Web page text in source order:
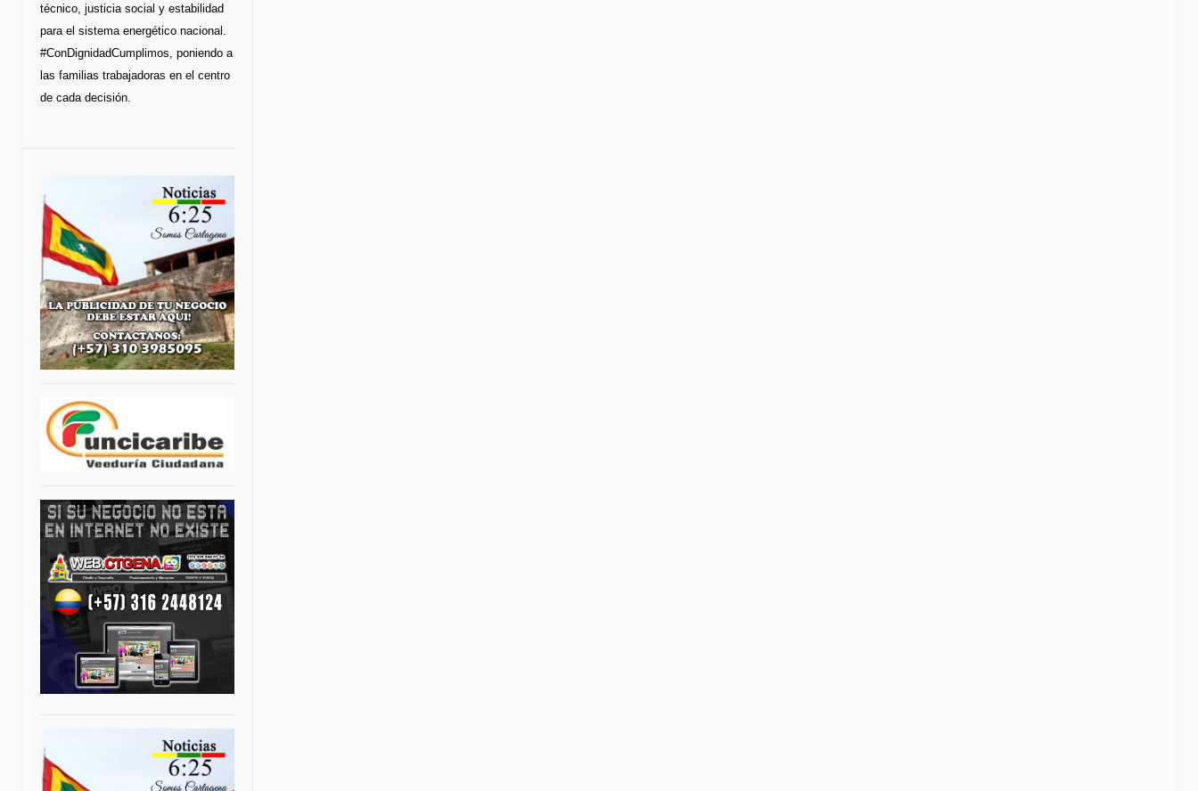
técnico, justicia social y estabilidad
para el sistema energético nacional.
#ConDignidadCumplimos, poniendo a
las familias trabajadoras en el centro
de cada decisión.